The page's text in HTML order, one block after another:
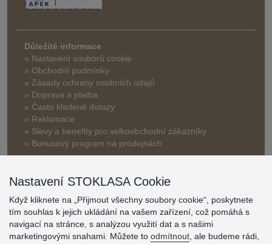
Důležité informace
» Nastavení souborů cookie
» Obchodní podmínky
» Zásady ochrany osobních údajů
» Doprava a platba
» Často kladené dotazy
» Reklamace
» Slevy a benefity pro velkoobchodní zákazníky
» Bonusový program na prodejnách
Hodnocení
Nastavení STOKLASA Cookie
Když kliknete na „Přijmout všechny soubory cookie“, poskytnete
tím souhlas k jejich ukládání na vašem zařízení, což pomáhá s
navigací na stránce, s analýzou využití dat a s našimi
marketingovými snahami. Můžete to odmítnout , ale budeme rádi,